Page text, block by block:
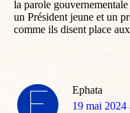
la parole
un Président jeune et un
comme ils disent place
Ephata
dit
19 mai 2024